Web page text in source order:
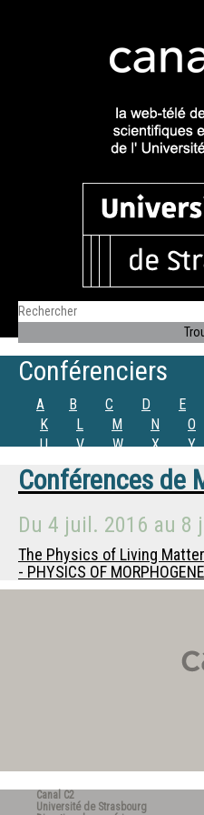
Conférenciers
A B C D E
K
L M N O
U
V W X Y
Conférences de
Du 4 juil. 2016 au 8
The Physics of Living
- PHYSICS OF
Canal C2
Université de Strasbourg